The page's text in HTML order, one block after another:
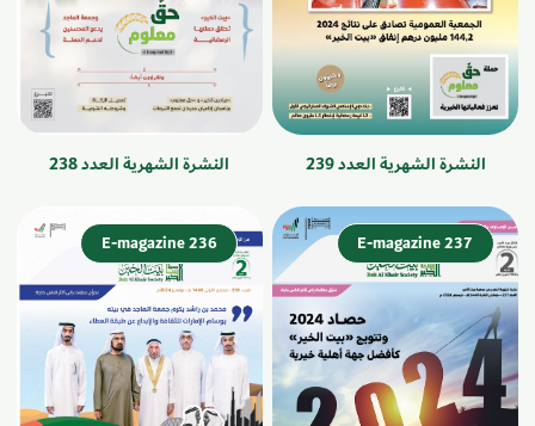
النشرة الشهرية العدد 239 النشرة الشهرية العدد 238
E-magazine 237
E-magazine 236